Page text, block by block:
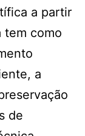
a partir
tem como
a
de